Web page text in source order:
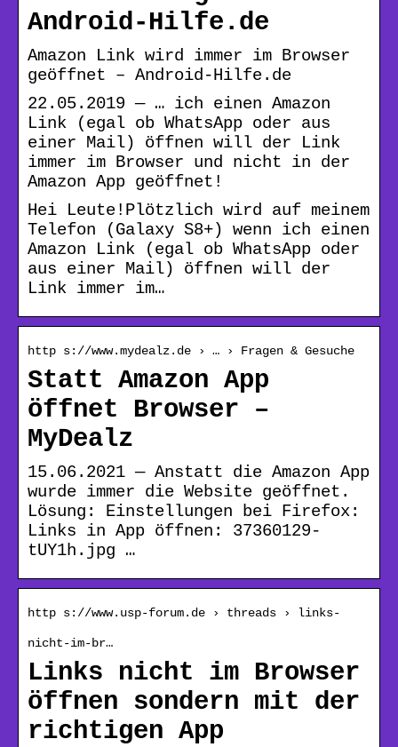
Android-Hilfe.de
Amazon Link wird immer im Browser
geöffnet – Android-Hilfe.de
22.05.2019 — … ich einen Amazon
Link (egal ob WhatsApp oder aus
einer Mail) öffnen will der Link
immer im Browser und nicht in der
Amazon App geöffnet!
Hei Leute!Plötzlich wird auf meinem
Telefon (Galaxy S8+) wenn ich einen
Amazon Link (egal ob WhatsApp oder
aus einer Mail) öffnen will der
Link immer im…
http s://www.mydealz.de › … › Fragen & Gesuche
Statt Amazon App
öffnet Browser –
MyDealz
15.06.2021 — Anstatt die Amazon App
wurde immer die Website geöffnet.
Lösung: Einstellungen bei Firefox:
Links in App öffnen: 37360129-
tUY1h.jpg …
http s://www.usp-forum.de › threads › links-
nicht-im-br…
Links nicht im Browser
öffnen sondern mit der
richtigen App